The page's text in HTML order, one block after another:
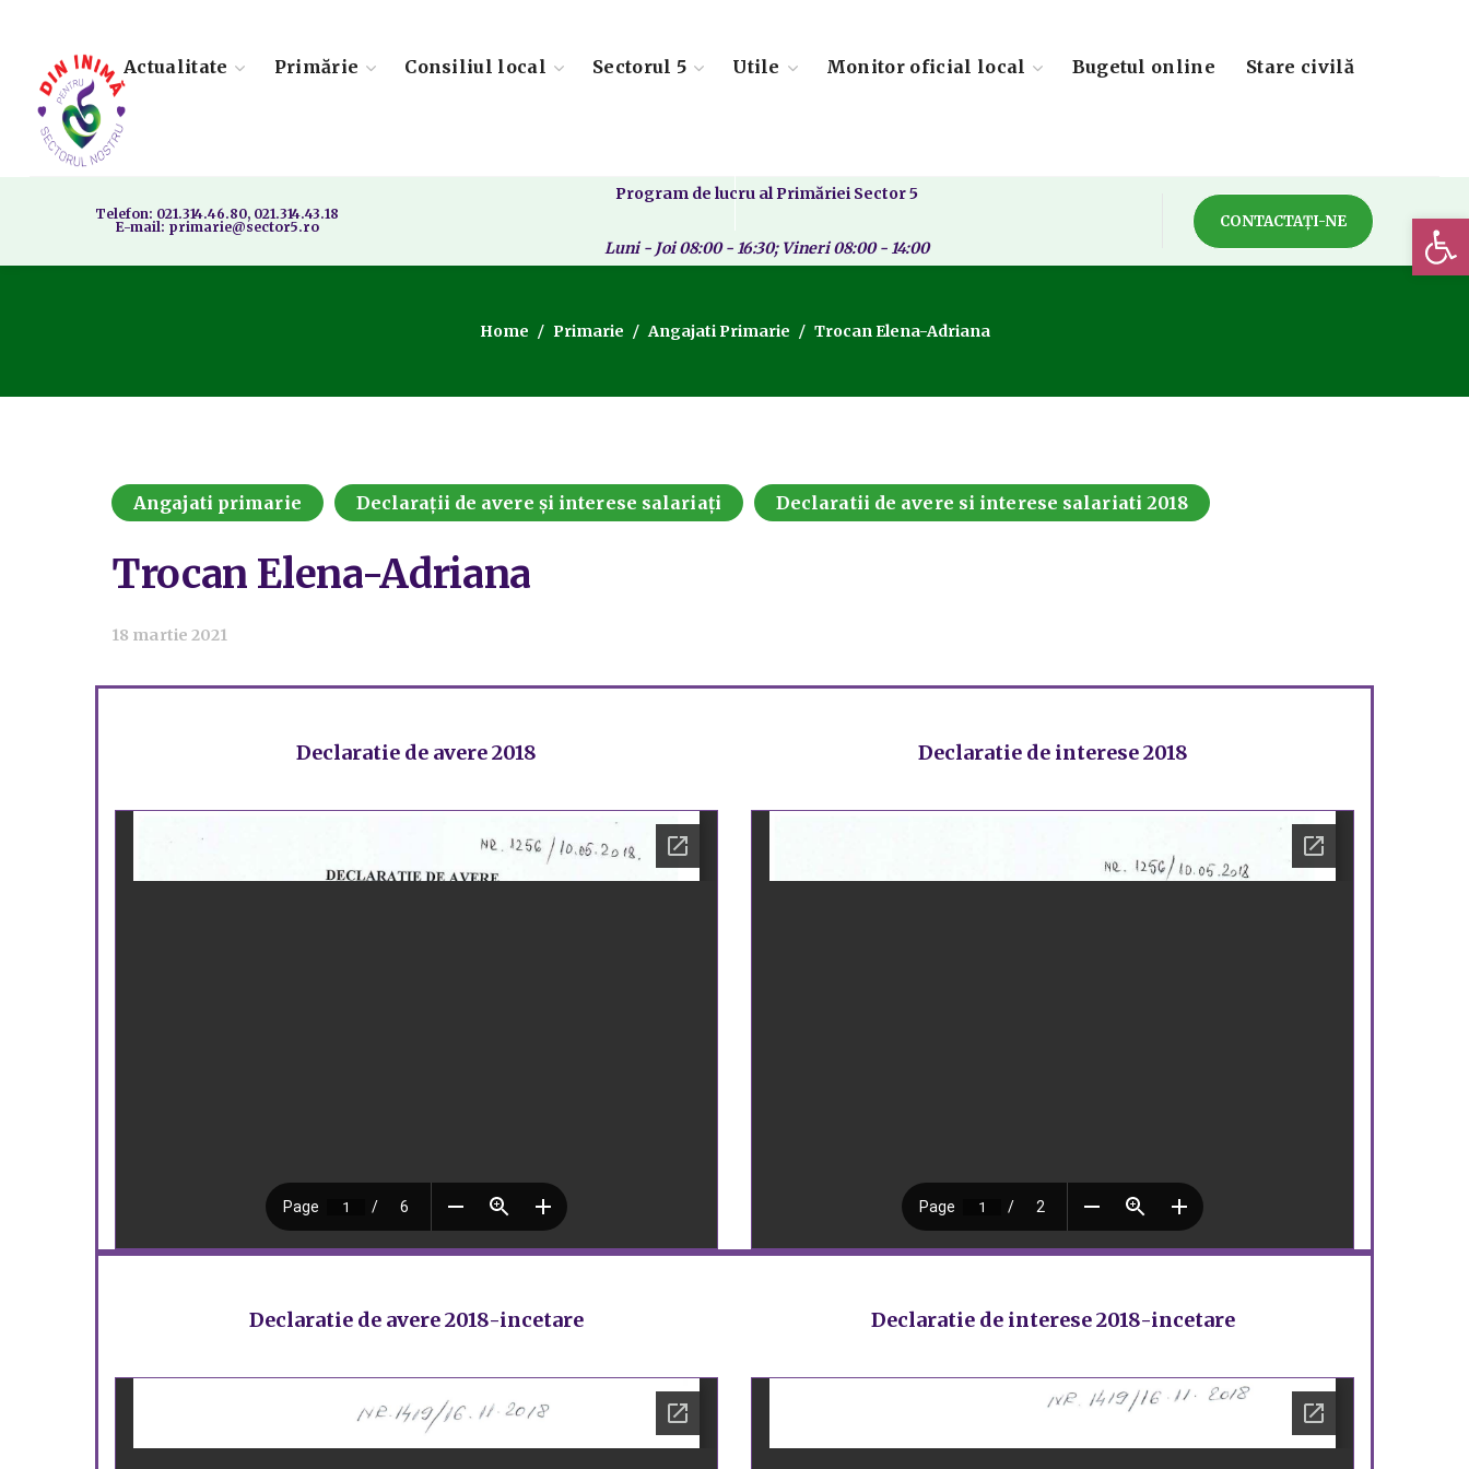
Actualitate Primărie Consiliul local Sectorul 5 Utile Monitor oficial local Bugetul online Stare civilă
Telefon: 021.314.46.80, 021.314.43.18
E-mail: primarie@sector5.ro
Program de lucru al Primăriei Sector 5
Luni - Joi 08:00 - 16:30; Vineri 08:00 - 14:00
CONTACTAȚI-NE
Home Primarie Angajati Primarie Trocan Elena-Adriana
Angajati primarie Declarații de avere și interese salariați Declaratii de avere si interese salariati 2018
Trocan Elena-Adriana
18 martie 2021
Declaratie de avere 2018 Declaratie de interese 2018
Declaratie de avere 2018-incetare Declaratie de interese 2018-incetare